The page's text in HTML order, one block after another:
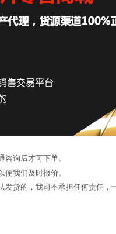
询后才可下单。
我们及时报价。
货的，我司不承担任何责任，